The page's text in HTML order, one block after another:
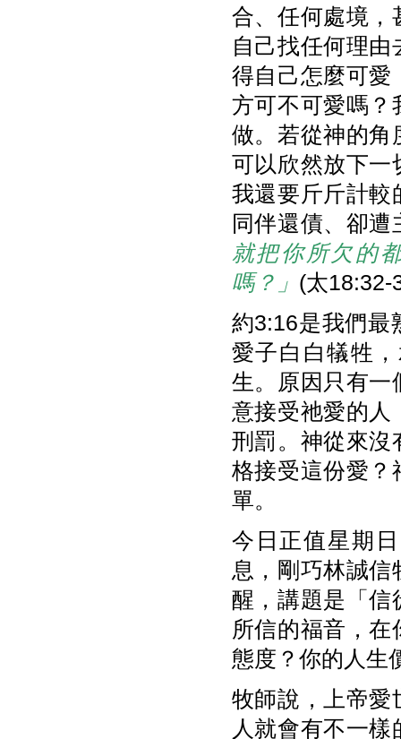
合、任何處境，
自己找任何理
得自己怎麼可愛
方可不可愛嗎？
做。若從神的角
可以欣然放下一
我還要斤斤計較
同伴還債、卻
就把你所欠的
嗎？」 (太18:32-
約3:16是我們最
愛子白白犠牲
生。原因只有一
意接受祂愛的人
刑罰。神從來沒
格接受這份愛？
單。
今日正值星期
息，剛巧林誠信
醒，講題是「信
所信的福音，
態度？你的人生
牧師說，上帝愛
人就會有不一